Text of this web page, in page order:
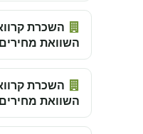
השוואת מחירים
השוואת מחירים